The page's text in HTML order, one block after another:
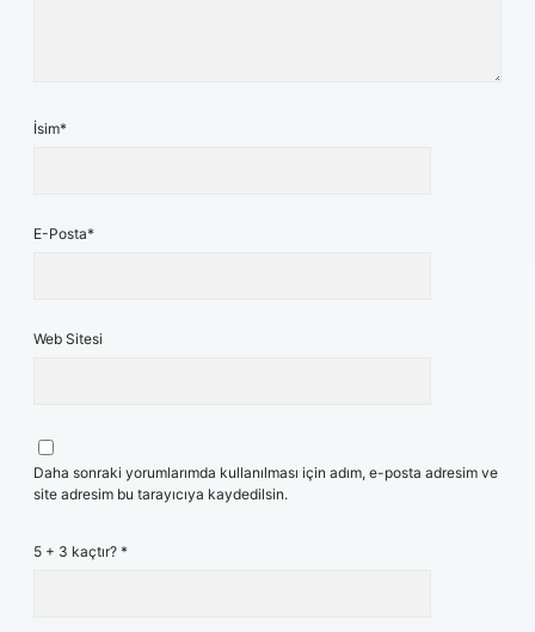
İsim*
E-Posta*
Web Sitesi
Daha sonraki yorumlarımda kullanılması için adım, e-posta adresim ve
site adresim bu tarayıcıya kaydedilsin.
5 + 3 kaçtır? *